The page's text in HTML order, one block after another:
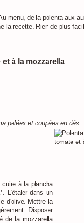
menu, de la polenta aux
la recette. Rien de plus
à la mozzarella
pelées et coupées en dés
cuire à la plancha
L'étaler dans un
d'olive. Mettre la
Disposer
de la mozzarella